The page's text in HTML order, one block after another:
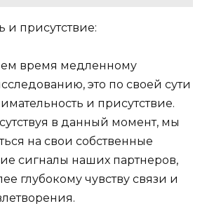
и присутствие:
время медленному
это по своей сути
и присутствие.
в данный момент, мы
на свои собственные
сигналы наших партнеров,
глубокому чувству связи и